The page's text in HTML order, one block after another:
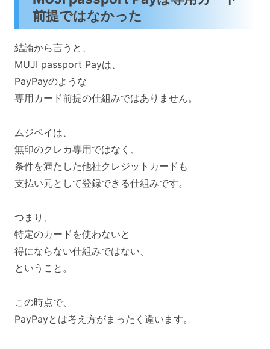
前提ではなかった
結論から言うと、
MUJI passport Payは、
PayPayのような
専用カード前提の仕組みではありません。
ムジペイは、
無印のクレカ専用ではなく、
条件を満たした他社クレジットカードも
支払い元として登録できる仕組みです。
つまり、
特定のカードを使わないと
得にならない仕組みではない、
ということ。
この時点で、
PayPayとは考え方がまったく違います。